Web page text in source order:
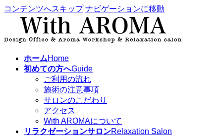
コンテンツへスキップ ナビゲーションに移動
ホームHome
初めての方へGuide
ご利用の流れ
施術の注意事項
サロンのこだわり
アクセス
With AROMAについて
リラクゼーションサロンRelaxation Salon